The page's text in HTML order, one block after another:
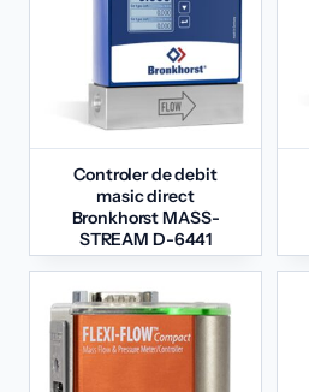
Controler de debit
masic direct
Bronkhorst MASS-
STREAM D-6441